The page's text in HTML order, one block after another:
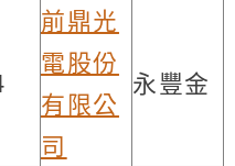
前鼎光
電股份
有限公
司
永豐金